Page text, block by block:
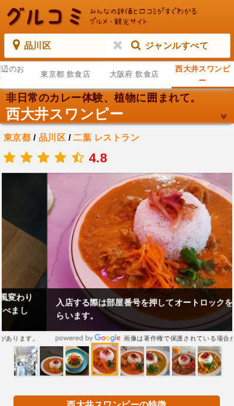
品川区 ジャンルすべて
のお
東京都 飲食店 大阪府 飲食店
西大井スワンピ
ー
非日常のカレー体験、植物に囲まれて。
西大井スワンピー
東京都 / 品川区 /二葉 レストラン
4.8
入店する際は部屋番号を押してオートロックを開けても
らいます。
画像は著作権で保護されている場合があります。